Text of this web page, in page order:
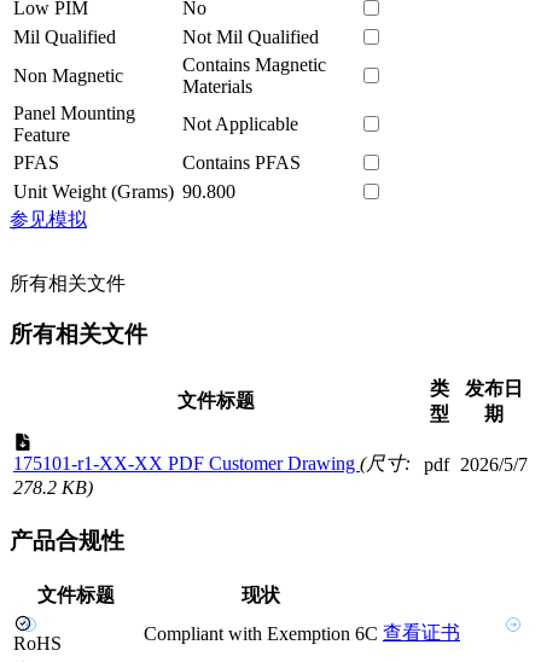
Low PIM
No
Mil Qualified
Not Mil Qualified
Non Magnetic
Contains Magnetic
Materials
Panel Mounting
Feature
Not Applicable
PFAS
Contains PFAS
Unit Weight (Grams) 90.800
参见模拟
所有相关文件
所有相关文件
文件标题
类
型
发布日
期
175101-r1-XX-XX PDF Customer Drawing (尺寸:
278.2 KB)
pdf 2026/5/7
产品合规性
文件标题 现状
RoHS Compliant with Exemption 6C 查看证书